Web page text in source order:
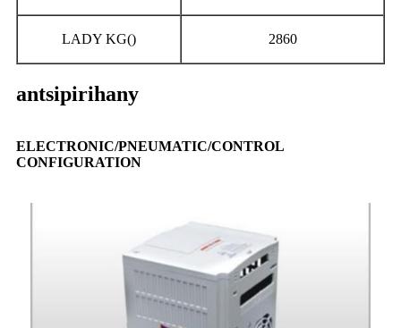
LADY KG() 2860
antsipirihany
ELECTRONIC/PNEUMATIC/CONTROL
CONFIGURATION